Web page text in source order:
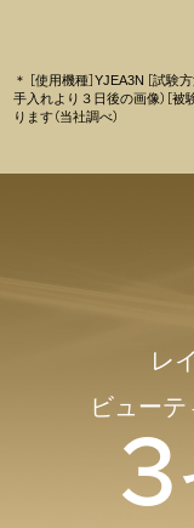
＊ ［使用機種］YJEA3N ［試
手入れより３日後の画像） ［
ります（当社調べ）
レ
ビュー
3